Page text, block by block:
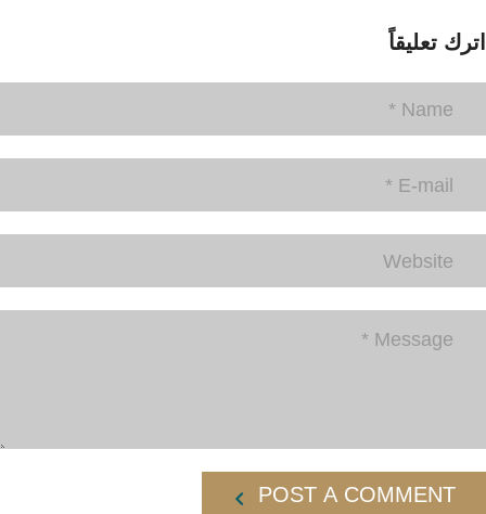
اترك تعليقاً
POST A COMMENT